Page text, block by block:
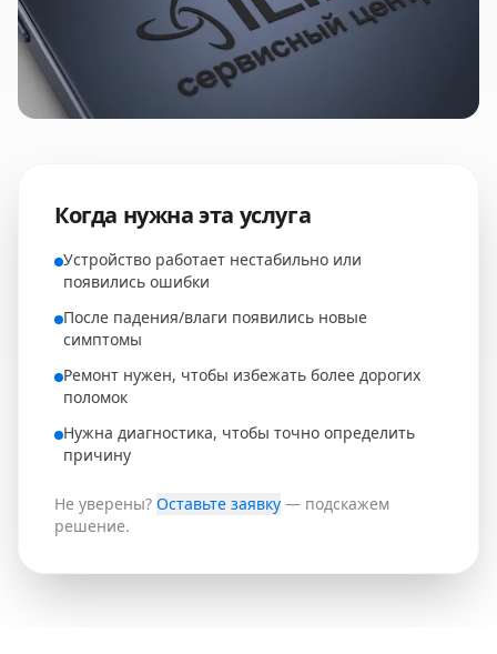
Когда нужна эта услуга
Устройство работает нестабильно или
появились ошибки
После падения/влаги появились новые
симптомы
Ремонт нужен, чтобы избежать более дорогих
поломок
Нужна диагностика, чтобы точно определить
причину
Не уверены? Оставьте заявку — подскажем
решение.